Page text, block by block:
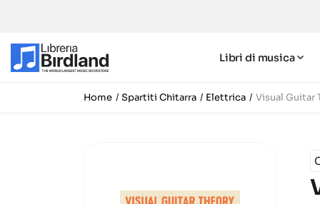
Libri di musica
Home Spartiti Chitarra Elettrica Visual Guitar